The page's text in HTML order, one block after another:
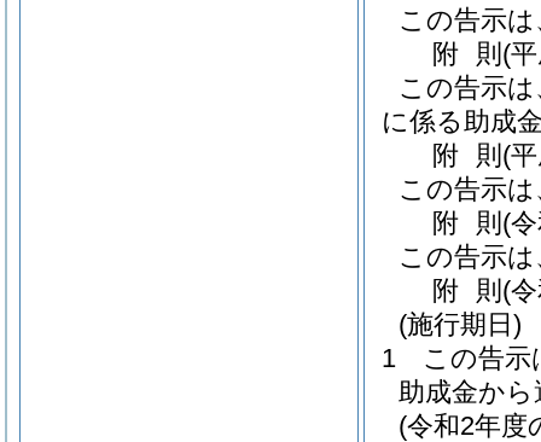
この告示
附 則 (
この告示
に係る助成
附 則 (
この告示
附 則 (
この告示
附 則 (
(施行期日)
1
この告示
助成金か
(令和2年度